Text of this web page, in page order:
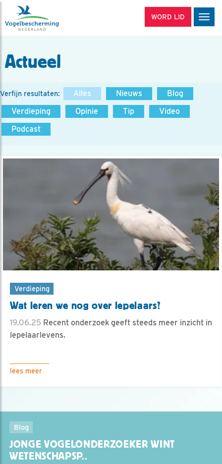
WORD LID
Actueel
Verfijn resultaten: Alles Nieuws
Blog
Verdieping
Opinie Tip
Video
Podcast
Verdieping
Wat leren we nog over lepelaars?
19.06.25 Recent onderzoek geeft steeds meer inzicht in
lepelaarlevens.
lees meer
Blog
JONGE VOGELONDERZOEKER WINT
WETENSCHAPSP..